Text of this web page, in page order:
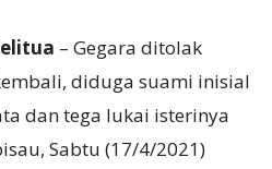
– Gegara ditolak
diduga suami inisial
dan tega lukai isterinya
Sabtu (17/4/2021)